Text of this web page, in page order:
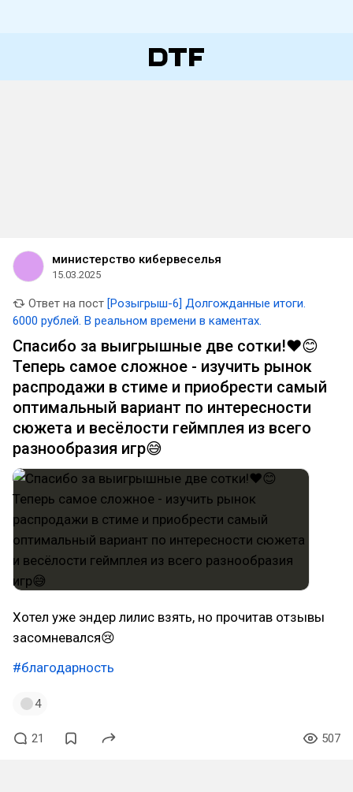
министерство кибервеселья
15.03.2025
Ответ на пост [Розыгрыш-6] Долгожданные итоги.
6000 рублей. В реальном времени в каментах.
Спасибо за выигрышные две сотки!❤️😊
Теперь самое сложное - изучить рынок
распродажи в стиме и приобрести самый
оптимальный вариант по интересности
сюжета и весёлости геймплея из всего
разнообразия игр😅
Хотел уже эндер лилис взять, но прочитав отзывы
засомневался😢
#благодарность
4
21 507